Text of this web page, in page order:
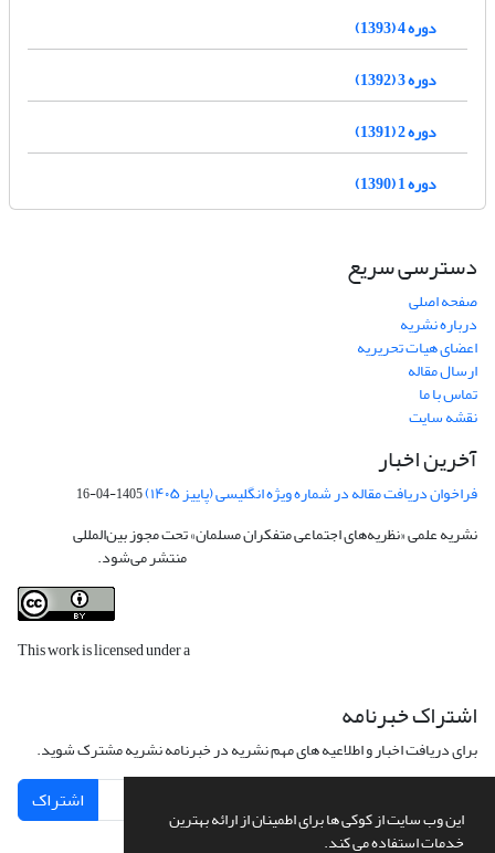
این وب سایت از کوکی ها برای اطمینان از ارائه بهترین
خدمات استفاده می کند.
دوره 4 (1393)
دوره 3 (1392)
دوره 2 (1391)
دوره 1 (1390)
دسترسی سریع
صفحه اصلی
درباره نشریه
اعضای هیات تحریریه
ارسال مقاله
تماس با ما
نقشه سایت
آخرین اخبار
فراخوان دریافت مقاله در شماره ویژه انگلیسی (پاییز ۱۴۰۵) 1405-04-16
نشریه علمی «نظریه‌های اجتماعی متفکران مسلمان» تحت مجوز بین‌المللی
منتشر می‌شود.
This work is licensed under a
اشتراک خبرنامه
برای دریافت اخبار و اطلاعیه های مهم نشریه در خبرنامه نشریه مشترک شوید.
اشتراک